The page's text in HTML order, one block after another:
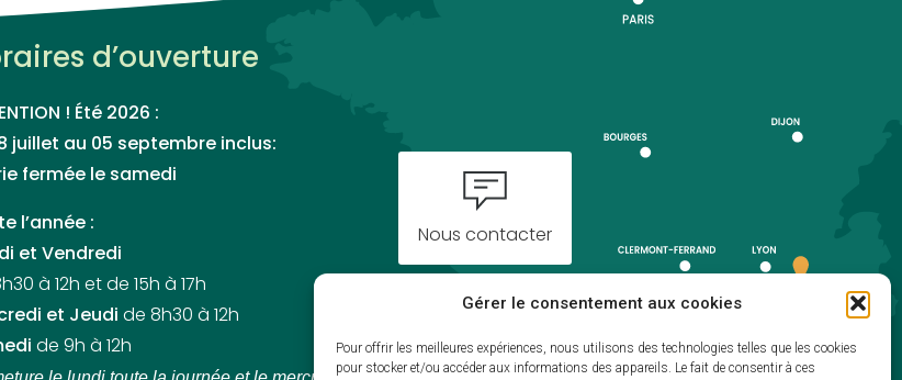
Gérer le consentement aux cookies
Pour offrir les meilleures expériences, nous utilisons des technologies telles que les cookies
pour stocker et/ou accéder aux informations des appareils. Le fait de consentir à ces
d’ouverture
! Été 2026 :
juillet au 05 septembre inclus:
fermée le samedi
l’année :
et Vendredi
à 12h et de 15h à 17h
et Jeudi de 8h30 à 12h
de 9h à 12h
Nous contacter